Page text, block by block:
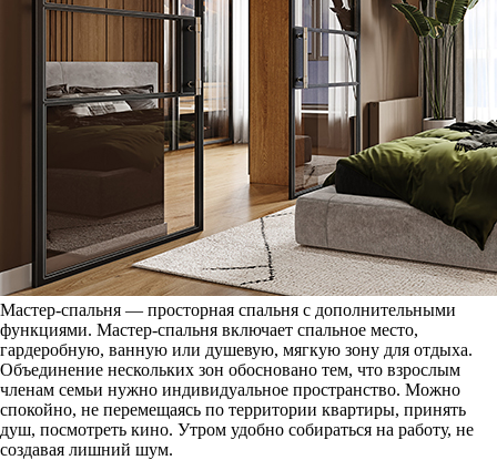
Мастер-спальня — просторная спальня с дополнительными
функциями. Мастер-спальня включает спальное место,
гардеробную, ванную или душевую, мягкую зону для отдыха.
Объединение нескольких зон обосновано тем, что взрослым
членам семьи нужно индивидуальное пространство. Можно
спокойно, не перемещаясь по территории квартиры, принять
душ, посмотреть кино. Утром удобно собираться на работу, не
создавая лишний шум.